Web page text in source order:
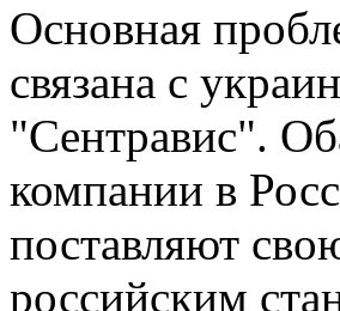
Основная
связана с
"Сентравис".
компании в
поставляют
российским